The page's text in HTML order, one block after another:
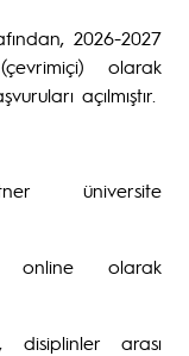
2026-2027
olarak
açılmıştır.
üniversite
online olarak
disiplinler arası